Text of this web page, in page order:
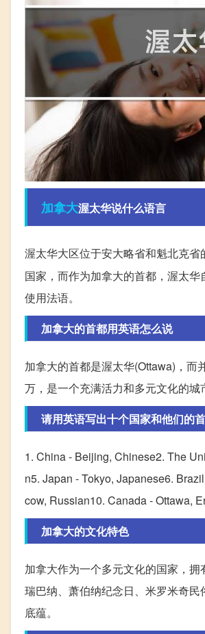
加拿大渥太华说什么语言
渥太华大区位于安大略省和魁北克
国家，而作为加拿大的首都，渥太
使用法语。
加拿大的首都用英语怎么说
加拿大的首都是渥太华(Ottawa)，
万，是一个充满活力和多元文化的城
请用英语写出十个国家和他们的
1. China - Beijing, Chinese2. The
n5. Japan - Tokyo, Japanese6.
cow, Russian10. Canada - Ottawa,
加拿大的文化特色
加拿大作为一个多元文化的国家，
瑞巴纳、萧伯纳纪念日、米罗米奇
底蕴。